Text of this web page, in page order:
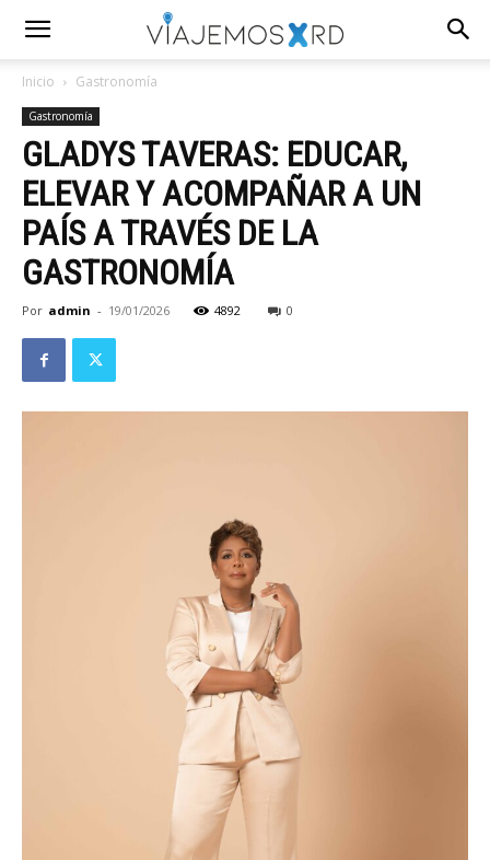
Inicio Gastronomía
Gastronomía
GLADYS TAVERAS: EDUCAR,
ELEVAR Y ACOMPAÑAR A UN
PAÍS A TRAVÉS DE LA
GASTRONOMÍA
Por admin - 19/01/2026 4892 0